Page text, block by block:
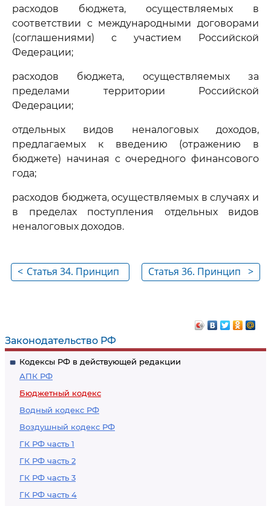
Законодательство РФ
Кодексы РФ в действующей редакции
АПК РФ
Бюджетный кодекс
Водный кодекс РФ
Воздушный кодекс РФ
ГК РФ часть 1
ГК РФ часть 2
ГК РФ часть 3
ГК РФ часть 4
расходов бюджета, осуществляемых в
соответствии с международными договорами
(соглашениями) с участием Российской
Федерации;
расходов бюджета, осуществляемых за
пределами территории Российской
Федерации;
отдельных видов неналоговых доходов,
предлагаемых к введению (отражению в
бюджете) начиная с очередного финансового
года;
расходов бюджета, осуществляемых в случаях и
в пределах поступления отдельных видов
неналоговых доходов.
< Статья 34. Принцип
>
Статья 36. Принцип